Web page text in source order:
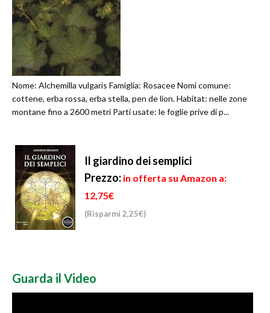
Nome: Alchemilla vulgaris Famiglia: Rosacee Nomi comune:
cottene, erba rossa, erba stella, pen de lion. Habitat: nelle zone
montane fino a 2600 metri Parti usate: le foglie prive di p...
Il giardino dei semplici
Prezzo: in offerta su Amazon a:
12,75€
(Risparmi 2,25€)
Guarda il Video